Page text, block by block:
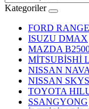
Kategoriler
FORD
ISUZU DMAX
MAZDA
MİTSUBİSHİ
NISSAN
NISSAN
TOYOTA
SSANGYONG